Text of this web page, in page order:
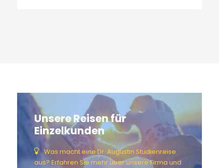
Unsere Reisen für
Einzelkunden
Was macht eine Dr. Augustin Studienreise
aus? Erfahren Sie mehr über unsere Firma und